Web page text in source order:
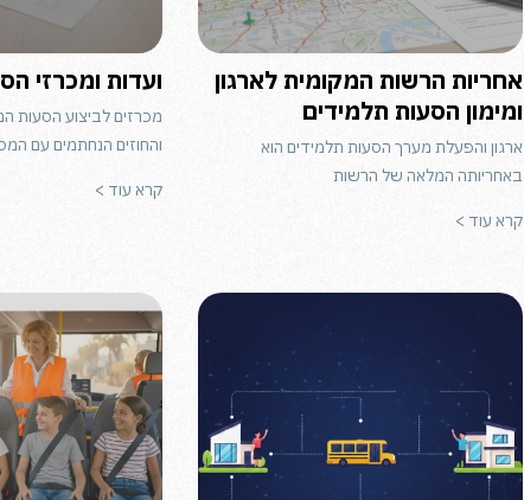
אחריות הרשות המקומית לארגון
ומימון הסעות תלמידים
ארגון והפעלת מערך הסעות תלמידים הוא
באחריותה המלאה של הרשות
קרא עוד >
ועדות ומכרזי
מכרזים לביצוע הסעות
והחוזים הנחתמים עם
קרא עוד >